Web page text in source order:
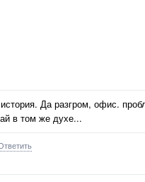
история. Да разгром, офис.
в том же духе...